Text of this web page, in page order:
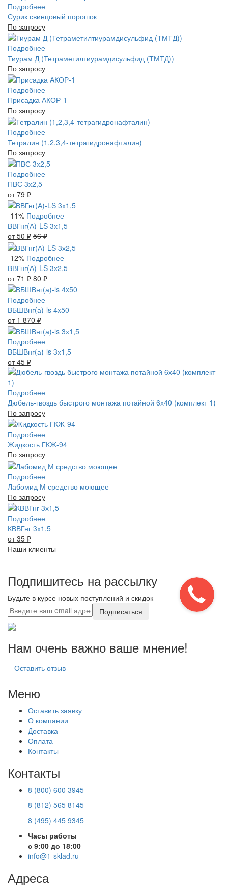
Подробнее
Сурик свинцовый порошок
По запросу
Подробнее
Тиурам Д (Тетраметилтиурамдисульфид (ТМТД))
По запросу
Подробнее
Присадка АКОР-1
По запросу
Подробнее
Тетралин (1,2,3,4-тетрагидронафталин)
По запросу
Подробнее
ПВС 3х2,5
от 79 ₽
-11% Подробнее
ВВГнг(А)-LS 3х1,5
от 50 ₽ 56₽
-12% Подробнее
ВВГнг(А)-LS 3х2,5
от 71 ₽ 80₽
Подробнее
ВБШВнг(а)-ls 4x50
от 1 870 ₽
Подробнее
ВБШВнг(а)-ls 3х1,5
от 45 ₽
Подробнее
Дюбель-гвоздь быстрого монтажа потайной 6х40 (комплект 1)
По запросу
Подробнее
Жидкость ГКЖ-94
По запросу
Подробнее
Лабомид М средство моющее
По запросу
Подробнее
КВВГнг 3х1,5
от 35 ₽
Наши клиенты
Подпишитесь на рассылку
Будьте в курсе новых поступлений и скидок
Подписаться
Нам очень важно ваше мнение!
Оставить отзыв
Меню
Оставить заявку
О компании
Доставка
Оплата
Контакты
Контакты
8 (800) 600 3945
8 (812) 565 8145
8 (495) 445 9345
Часы работы
с 9:00 до 18:00
info@1-sklad.ru
Адреса